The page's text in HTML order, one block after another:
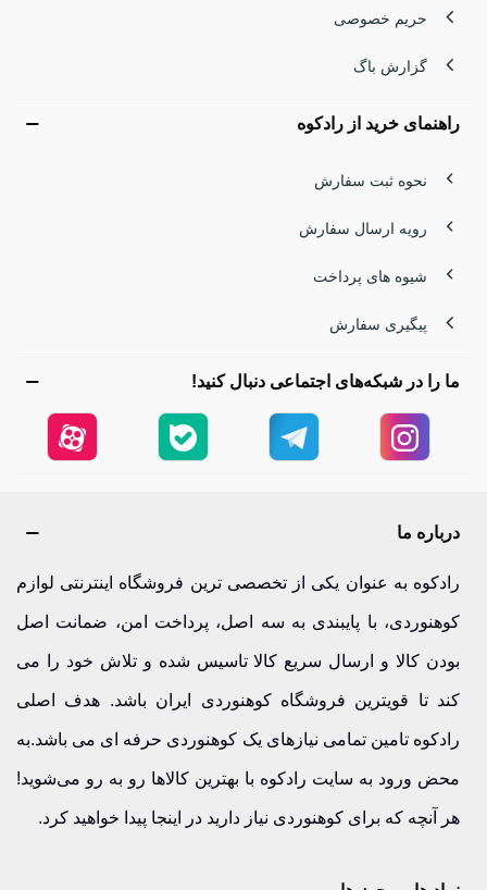
حریم خصوصی
گزارش باگ
راهنمای خرید از رادکوه
نحوه ثبت سفارش
رویه ارسال سفارش
شیوه های پرداخت
پیگیری سفارش
ما را در شبکه‌های اجتماعی دنبال کنید!
درباره ما
رادکوه به عنوان یکی از تخصصی ترین فروشگاه اینترنتی لوازم
کوهنوردی، با پایبندی به سه اصل، پرداخت امن، ضمانت اصل
بودن کالا و ارسال سریع کالا تاسیس شده و تلاش خود را می
کند تا قویترین فروشگاه کوهنوردی ایران باشد. هدف اصلی
رادکوه تامین تمامی نیازهای یک کوهنوردی حرفه ای می باشد.به
محض ورود به سایت رادکوه با بهترین کالاها رو به رو می‌شوید!
هر آنچه که برای کوهنوردی نیاز دارید در اینجا پیدا خواهید کرد.